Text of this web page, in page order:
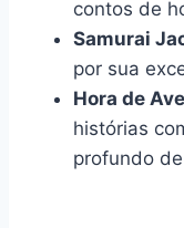
contos de
Samurai
por sua
Hora de
histórias
profundo